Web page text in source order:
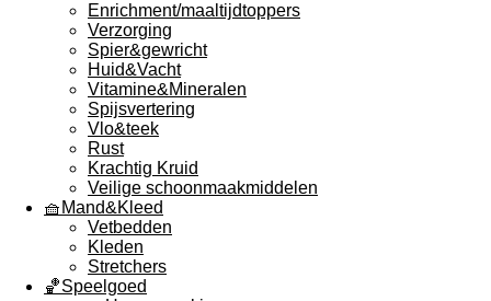
Enrichment/maaltijdtoppers
Verzorging
Spier&gewricht
Huid&Vacht
Vitamine&Mineralen
Spijsvertering
Vlo&teek
Rust
Krachtig Kruid
Veilige schoonmaakmiddelen
🧺Mand&Kleed
Vetbedden
Kleden
Stretchers
🏀Speelgoed